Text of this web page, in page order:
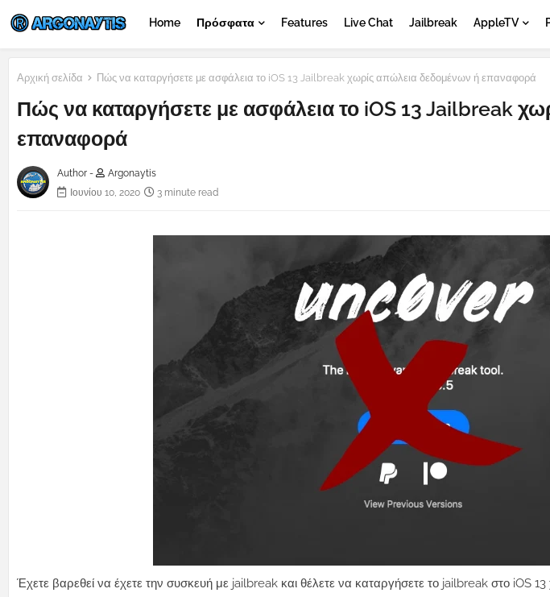
Home Πρόσφατα Features Live Chat Jailbreak AppleTV
Αρχική σελίδα Πώς να καταργήσετε με ασφάλεια το iOS 13 Jailbreak χωρίς απώλεια δεδομένων ή επαναφορά
Πώς να καταργήσετε με ασφάλεια το iOS 13 Jailbreak
επαναφορά
Author -
Argonaytis
Ιουνίου 10, 2020
3 minute read
Έχετε βαρεθεί να έχετε την συσκευή με jailbreak και θέλετε να καταργήσετε το jailbreak στο iOS